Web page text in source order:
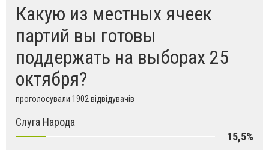
Какую из местных ячеек
партий вы готовы
поддержать на выборах 25
октября?
проголосували 1902 відвідувачів
Слуга Народа
15,5%